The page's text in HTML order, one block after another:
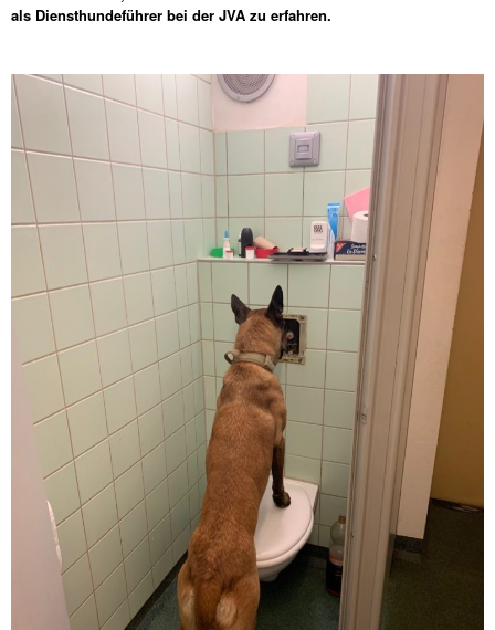
als Diensthundeführer bei der JVA zu erfahren.